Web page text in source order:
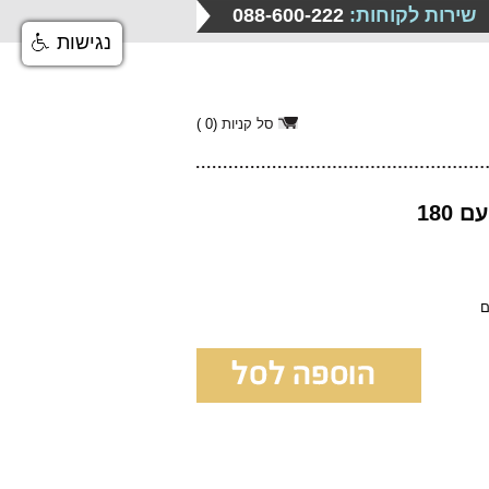
שירות לקוחות:
סל קניות (
0
)
נגישות